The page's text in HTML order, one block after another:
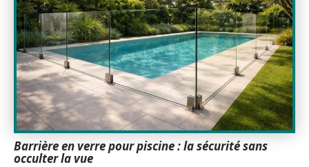
Barrière en verre pour piscine : la sécurité sans
occulter la vue